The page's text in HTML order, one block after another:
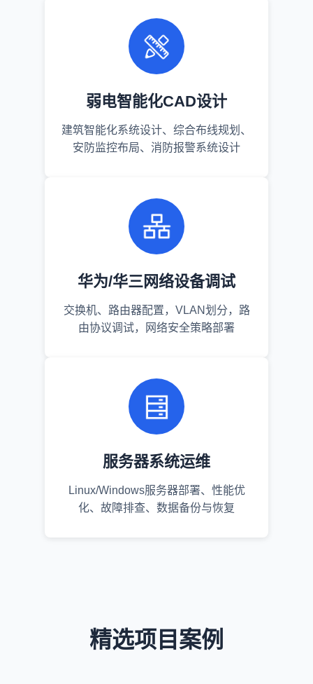
弱电智能化CAD设计
建筑智能化系统设计、综合布线规划、
安防监控布局、消防报警系统设计
华为/华三网络设备调试
交换机、路由器配置，VLAN划分，路
由协议调试，网络安全策略部署
服务器系统运维
Linux/Windows服务器部署、性能优
化、故障排查、数据备份与恢复
精选项目案例